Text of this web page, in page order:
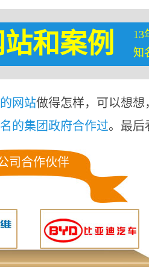
站和案例
13
知
网站做得怎样，可以想
的集团政府合作过。最后
司合作伙伴